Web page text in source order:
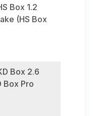
Box 1.2
(HS Box
Box 2.6
Box Pro